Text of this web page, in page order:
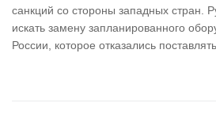
санкций со стороны западных стран.
искать замену запланированного
России, которое отказались